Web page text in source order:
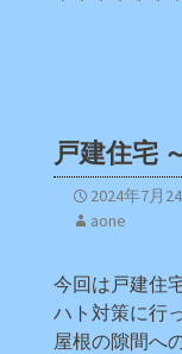
戸建住宅
2024年7月
aone
今回は戸建住
ハト対策に行
屋根の隙間へ